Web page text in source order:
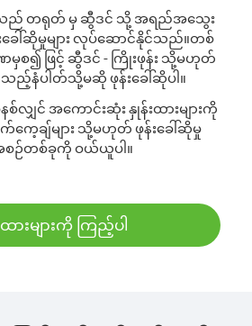
င်သည် တရုတ် မှ ဆွီဒင် သို့ အရည်အသွေး
ခေါ်ဆိုမှုများ လုပ်ဆောင်နိုင်သည်။တစ်
ဏမှစ၍ ဖြင့် ဆွီဒင် - ကြိုးဖုန်း သို့မဟုတ်
ည့်နံပါတ်သို့မဆို ဖုန်းခေါ်ဆိုပါ။
ျှင် အကောင်းဆုံး နှုန်းထားများကို
ကေ့ချ်များ သို့မဟုတ် ဖုန်းခေါ်ဆိုမှု
ဉ်တစ်ခုကို ဝယ်ယူပါ။
ားများကို ကြည့်ပါ